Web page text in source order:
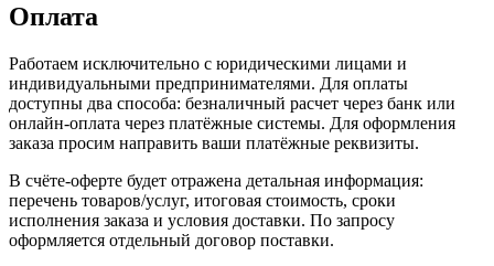
Оплата
Работаем исключительно с юридическими лицами и
индивидуальными предпринимателями. Для оплаты
доступны два способа: безналичный расчет через банк или
онлайн-оплата через платёжные системы. Для оформления
заказа просим направить ваши платёжные реквизиты.
В счёте-оферте будет отражена детальная информация:
перечень товаров/услуг, итоговая стоимость, сроки
исполнения заказа и условия доставки. По запросу
оформляется отдельный договор поставки.